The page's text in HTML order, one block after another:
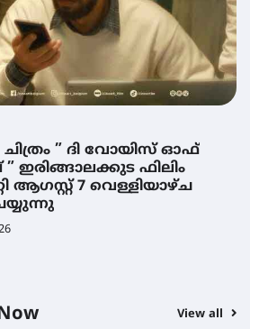
” ദി വോയിസ് ഓഫ്
ഇരിങ്ങാലക്കുട ഫിലിം
7 വെള്ളിയാഴ്ച
View all
മദ്രാസ്സിൽ നിന്നും
– ഇരിങ്ങാലക്കുട
ആതിര എം കെ യുടെ
പ്രതിസന്ധികളോട് പൊരുതി
ചിത്രം ” ദി വോയിസ്
ഹിന്ദ് റജബ് ” ഇരിങ്ങാലക്കുട
സൊസൈറ്റി ആഗസ്റ്റ് 7
സ്‌ക്രീൻ ചെയ്യുന്നു